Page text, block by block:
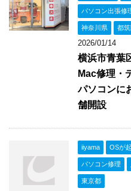
パソコン出張修
神奈川県 都
2026/01/14
横浜市青葉
Mac修理・
パソコンに
舗開設
iiyama OSが
パソコン修理
東京都